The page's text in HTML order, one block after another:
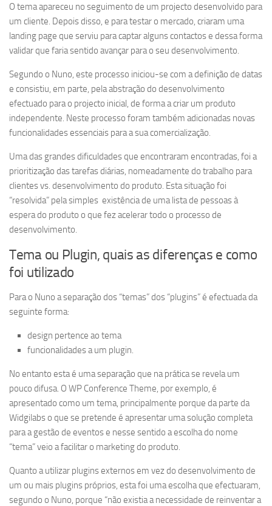
O tema apareceu no seguimento de um projecto desenvolvido para
um cliente. Depois disso, e para testar o mercado, criaram uma
landing page que serviu para captar alguns contactos e dessa forma
validar que faria sentido avançar para o seu desenvolvimento.
Segundo o Nuno, este processo iniciou-se com a definição de datas
e consistiu, em parte, pela abstração do desenvolvimento
efectuado para o projecto inicial, de forma a criar um produto
independente. Neste processo foram também adicionadas novas
funcionalidades essenciais para a sua comercialização.
Uma das grandes dificuldades que encontraram encontradas, foi a
prioritização das tarefas diárias, nomeadamente do trabalho para
clientes vs. desenvolvimento do produto. Esta situação foi
“resolvida” pela simples existência de uma lista de pessoas à
espera do produto o que fez acelerar todo o processo de
desenvolvimento.
Tema ou Plugin, quais as diferenças e como
foi utilizado
Para o Nuno a separação dos “temas” dos “plugins” é efectuada da
seguinte forma:
design pertence ao tema
funcionalidades a um plugin.
No entanto esta é uma separação que na prática se revela um
pouco difusa. O WP Conference Theme, por exemplo, é
apresentado como um tema, principalmente porque da parte da
Widgilabs o que se pretende é apresentar uma solução completa
para a gestão de eventos e nesse sentido a escolha do nome
“tema” veio a facilitar o marketing do produto.
Quanto a utilizar plugins externos em vez do desenvolvimento de
um ou mais plugins próprios, esta foi uma escolha que efectuaram,
segundo o Nuno, porque “não existia a necessidade de reinventar a